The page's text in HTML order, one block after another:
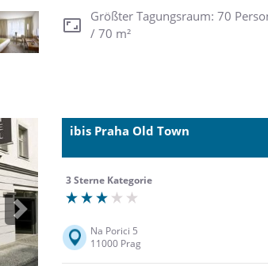
Größter Tagungsraum: 70
/ 70 m²
Next
ibis Praha Old Town
3 Sterne Kategorie
Na Porici 5
11000 Prag